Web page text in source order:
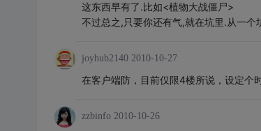
这东西早有了.比如<植物大战僵尸>
不过总之,只要你还有气,就在坑里.从一
joyhub2140 2010-10-27
在客户端防，目前仅限4楼所说，设定个
zzbinfo 2010-10-26